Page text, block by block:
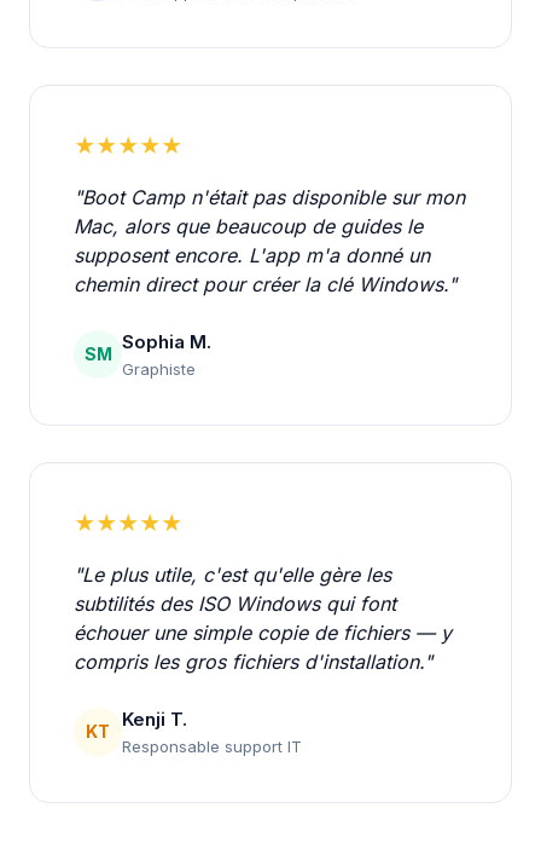
★★★★★
"Boot Camp n'était pas disponible sur mon
Mac, alors que beaucoup de guides le
supposent encore. L'app m'a donné un
chemin direct pour créer la clé Windows."
SM
Sophia M.
Graphiste
★★★★★
"Le plus utile, c'est qu'elle gère les
subtilités des ISO Windows qui font
échouer une simple copie de fichiers — y
compris les gros fichiers d'installation."
KT
Kenji T.
Responsable support IT